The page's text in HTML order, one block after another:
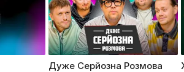
Дуже Серйозна Розмова